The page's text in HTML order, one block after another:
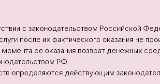
с законодательством Российской
после их фактического оказания не
момента её оказания возврат денежных
РФ.
определяются действующим